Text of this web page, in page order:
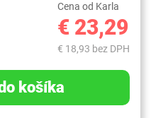
Cena od Karla
€ 23,29
€ 18,93 bez DPH
košíka